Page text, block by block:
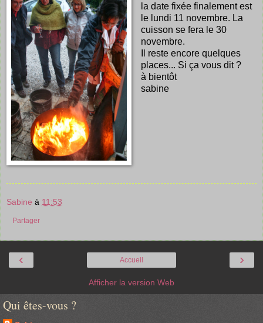
la date fixée finalement est
le lundi 11 novembre. La
cuisson se fera le 30
novembre.
Il reste encore quelques
places... Si ça vous dit ?
à bientôt
sabine
Sabine à 11:53
Partager
‹ ›
Accueil
Afficher la version Web
Qui êtes-vous ?